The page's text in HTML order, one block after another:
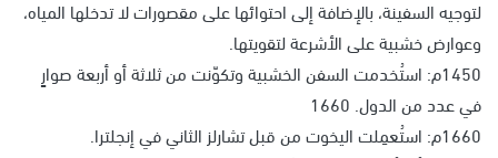
لتوجيه السفينة، بالإضافة إلى احتوائها على مقصورات لا تدخلها المياه،
وعوارض خشبية على الأشرعة لتقويتها.
1450م: استُخدمت السفن الخشبية وتكوّنت من ثلاثة أو أربعة صوارٍ
في عدد من الدول. 1660
1660م: استُعمِلت اليخوت من قبل تشارلز الثاني في إنجلترا.